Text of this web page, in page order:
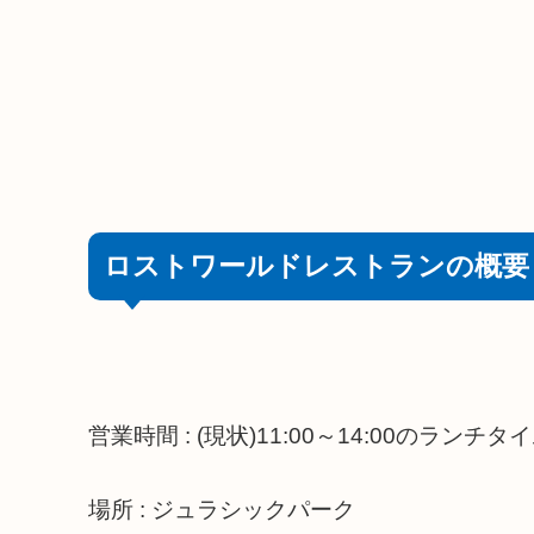
ロストワールドレストランの概要
営業時間 : (現状)11:00～14:00のランチタ
場所 : ジュラシックパーク